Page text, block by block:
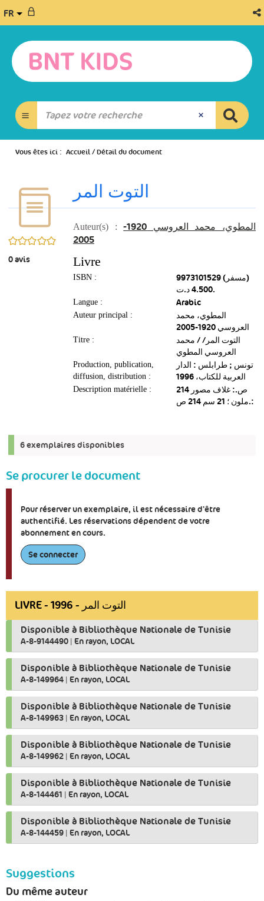
FR
Vous êtes ici : Accueil/Détail du document
0/5
0avis
التوت المر
Auteur(s) :المطوي، محمد العروسي 1920-
2005
Livre
ISBN :
9973101529 (مسفر‏)
‏4.500 د.ت.
Langue : Arabic
Auteur principal :
المطوي، محمد
العروسي 1920-2005
Titre :
التوت المر/ / محمد
العروسي المطوي
Production, publication,
diffusion, distribution :
تونس ; طرابلس : الدار
العربية للكتاب، 1996‏
Description matérielle :
214 ص.: غلاف مصور
ملون ؛ 21 سم 214 ص.:
6 exemplaires disponibles
Se procurer le document
Pour réserver un exemplaire, il est nécessaire d'être
authentifié. Les réservations dépendent de votre
abonnement en cours.
Se connecter
LIVRE - 1996 - التوت المر
Disponible à Bibliothèque Nationale de Tunisie
A-8-9144490 | En rayon, LOCAL
Disponible à Bibliothèque Nationale de Tunisie
A-8-149964 | En rayon, LOCAL
Disponible à Bibliothèque Nationale de Tunisie
A-8-149963 | En rayon, LOCAL
Disponible à Bibliothèque Nationale de Tunisie
A-8-149962 | En rayon, LOCAL
Disponible à Bibliothèque Nationale de Tunisie
A-8-144461 | En rayon, LOCAL
Disponible à Bibliothèque Nationale de Tunisie
A-8-144459 | En rayon, LOCAL
Suggestions
Du même auteur